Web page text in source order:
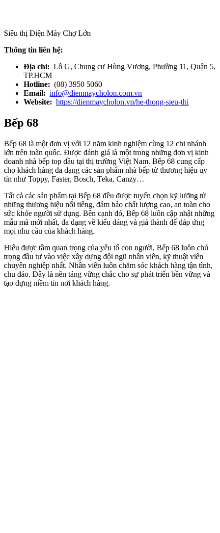
Siêu thị Điện Máy Chợ Lớn
Thông tin liên hệ:
Địa chỉ: Lô G, Chung cư Hùng Vương, Phường 11, Quận 5,
TP.HCM
Hotline: (08) 3950 5060
Email: info@dienmaycholon.com.vn
Website: https://dienmaycholon.vn/he-thong-sieu-thi
Bếp 68
Bếp 68 là một đơn vị với 12 năm kinh nghiệm cùng 12 chi nhánh
lớn trên toàn quốc. Được đánh giá là một trong những đơn vị kinh
doanh nhà bếp top đầu tại thị trường Việt Nam. Bếp 68 cung cấp
cho khách hàng đa dạng các sản phẩm nhà bếp từ thương hiệu uy
tín như Toppy, Faster, Bosch, Teka, Canzy…
Tất cả các sản phẩm tại Bếp 68 đều được tuyển chọn kỹ lưỡng từ
những thương hiệu nổi tiếng, đảm bảo chất lượng cao, an toàn cho
sức khỏe người sử dụng. Bên cạnh đó, Bếp 68 luôn cập nhật những
mẫu mã mới nhất, đa dạng về kiểu dáng và giá thành để đáp ứng
mọi nhu cầu của khách hàng.
Hiểu được tầm quan trọng của yếu tố con người, Bếp 68 luôn chú
trọng đầu tư vào việc xây dựng đội ngũ nhân viên, kỹ thuật viên
chuyên nghiệp nhất. Nhân viên luôn chăm sóc khách hàng tận tình,
chu đáo. Đây là nền tảng vững chắc cho sự phát triển bền vững và
tạo dựng niềm tin nơi khách hàng.